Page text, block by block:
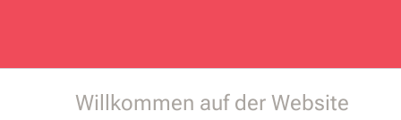
Willkommen auf der Website